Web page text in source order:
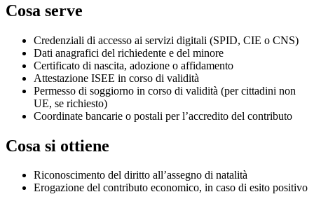
Cosa serve
Credenziali di accesso ai servizi digitali (SPID, CIE o CNS)
Dati anagrafici del richiedente e del minore
Certificato di nascita, adozione o affidamento
Attestazione ISEE in corso di validità
Permesso di soggiorno in corso di validità (per cittadini non
UE, se richiesto)
Coordinate bancarie o postali per l’accredito del contributo
Cosa si ottiene
Riconoscimento del diritto all’assegno di natalità
Erogazione del contributo economico, in caso di esito positivo